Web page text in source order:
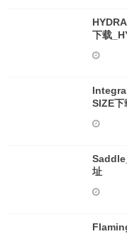
下载
SIZE
址